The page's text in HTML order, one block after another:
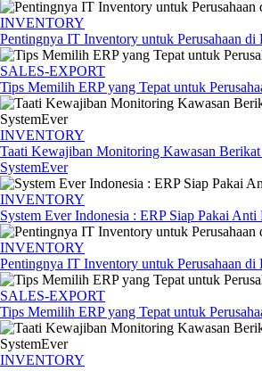
INVENTORY
Pentingnya IT Inventory untuk Perusahaan di
SALES-EXPORT
Tips Memilih ERP yang Tepat untuk
INVENTORY
Taati Kewajiban Monitoring Kawasan
SystemEver
INVENTORY
System Ever Indonesia : ERP Siap Pakai Anti
INVENTORY
Pentingnya IT Inventory untuk Perusahaan di
SALES-EXPORT
Tips Memilih ERP yang Tepat untuk
INVENTORY